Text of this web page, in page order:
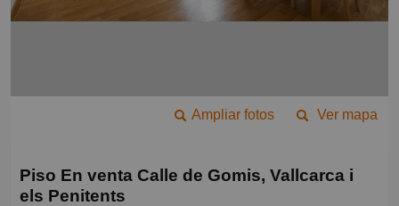
Ver mapa
Ampliar fotos
Piso En venta Calle de Gomis, Vallcarca i
els Penitents